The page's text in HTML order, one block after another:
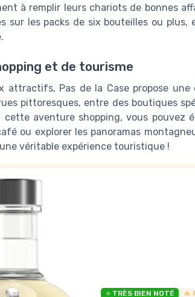
à remplir leurs chariots de bonnes
sur les packs de six bouteilles ou
et de tourisme
attractifs, Pas de la Case propose
pittoresques, entre des boutiques
cette aventure shopping, vous pouvez
ou explorer les panoramas
véritable expérience touristique !
⭐ TRÈS BIEN NOTÉ 🔥